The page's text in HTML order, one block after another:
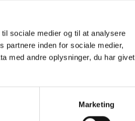
sociale medier og til at analysere
partnere inden for sociale medier,
med andre oplysninger, du har givet
Marketing